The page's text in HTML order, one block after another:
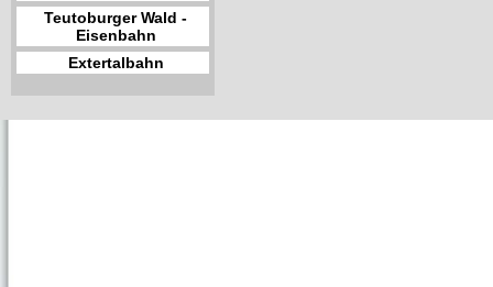
Teutoburger Wald -
Eisenbahn
Extertalbahn